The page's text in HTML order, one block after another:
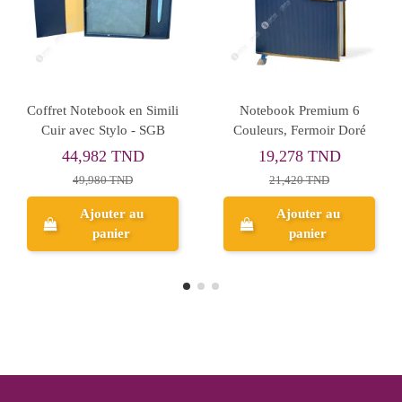
A6 en Simili
Cuir - MK
9,920 TND
Ajouter au
panier
NoteBook - MILEA
16,827 TND
Aperçu
Mini
Stylo,